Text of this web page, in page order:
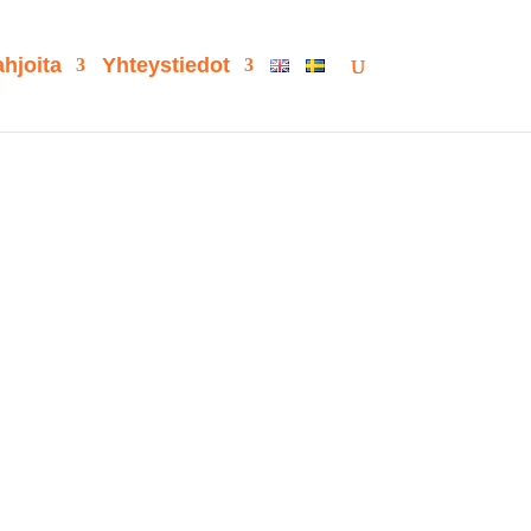
Yhteystiedot